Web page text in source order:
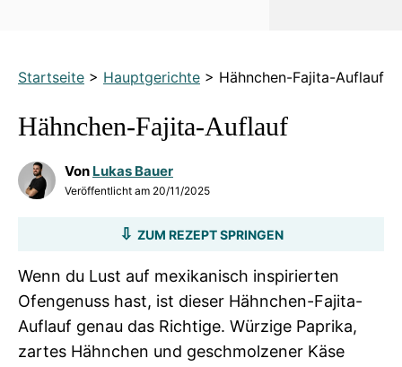
Startseite > Hauptgerichte > Hähnchen-Fajita-Auflauf
Hähnchen-Fajita-Auflauf
Von Lukas Bauer
Veröffentlicht am 20/11/2025
ZUM REZEPT SPRINGEN
Wenn du Lust auf mexikanisch inspirierten
Ofengenuss hast, ist dieser Hähnchen-Fajita-
Auflauf genau das Richtige. Würzige Paprika,
zartes Hähnchen und geschmolzener Käse